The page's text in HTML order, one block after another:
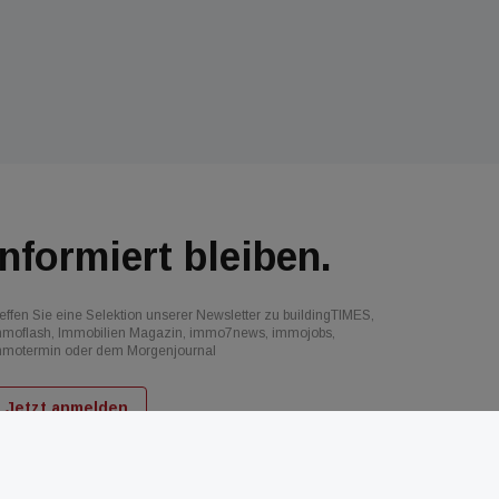
bleiben.
Sie eine Selektion unserer Newsletter zu buildingTIMES,
Immobilien Magazin, immo7news, immojobs,
oder dem Morgenjournal
Jetzt anmelden